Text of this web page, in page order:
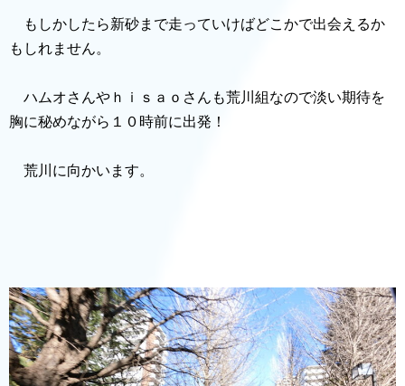
もしかしたら新砂まで走っていけばどこかで出会えるか
もしれません。
ハムオさんやｈｉｓａｏさんも荒川組なので淡い期待を
胸に秘めながら１０時前に出発！
荒川に向かいます。